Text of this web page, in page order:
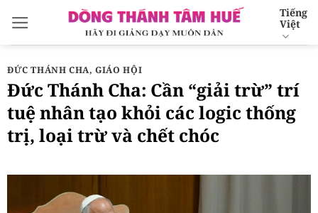
qua
nội
dung
Tiếng
Việt
ĐỨC THÁNH CHA,GIÁO HỘI
Đức Thánh Cha: Cần “giải trừ” trí
tuệ nhân tạo khỏi các logic thống
trị, loại trừ và chết chóc